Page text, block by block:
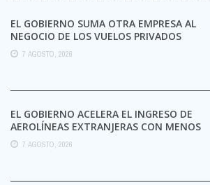
EL GOBIERNO SUMA OTRA EMPRESA AL
NEGOCIO DE LOS VUELOS PRIVADOS
7 AGOSTO, 2026
EL GOBIERNO ACELERA EL INGRESO DE
AEROLÍNEAS EXTRANJERAS CON MENOS
TRÁMITES
7 AGOSTO, 2026